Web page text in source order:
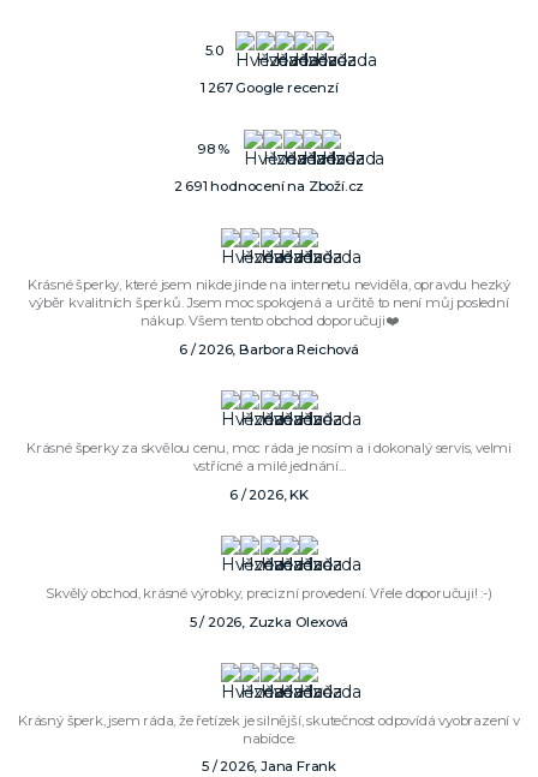
5.0
1 267 Google recenzí
98 %
2 691 hodnocení na Zboží.cz
Krásné šperky, které jsem nikde jinde na internetu neviděla, opravdu hezký
výběr kvalitních šperků. Jsem moc spokojená a určitě to není můj poslední
nákup. Všem tento obchod doporučuji❤️
6 / 2026, Barbora Reichová
Krásné šperky za skvělou cenu, moc ráda je nosím a i dokonalý servis, velmi
vstřícné a milé jednání...
6 / 2026, KK
Skvělý obchod, krásné výrobky, precizní provedení. Vřele doporučuji! :-)
5 / 2026, Zuzka Olexová
Krásný šperk, jsem ráda, že řetízek je silnější, skutečnost odpovídá vyobrazení v
nabídce.
5 / 2026, Jana Frank